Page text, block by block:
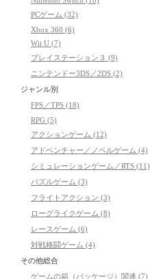
PCゲーム (32)
Xbox 360 (6)
Wii U (7)
プレイステーション３ (9)
ニンテンドー3DS／2DS (2)
ジャンル別
FPS／TPS (18)
RPG (5)
アクションゲーム (12)
アドベンチャー／ノベルゲーム (4)
シミュレーションゲーム／RTS (11)
パズルゲーム (3)
フライトアクション (3)
ローグライクゲーム (8)
レースゲーム (6)
対戦格闘ゲーム (4)
その他総合
ゲームの箱（パッケージ）関連 (7)